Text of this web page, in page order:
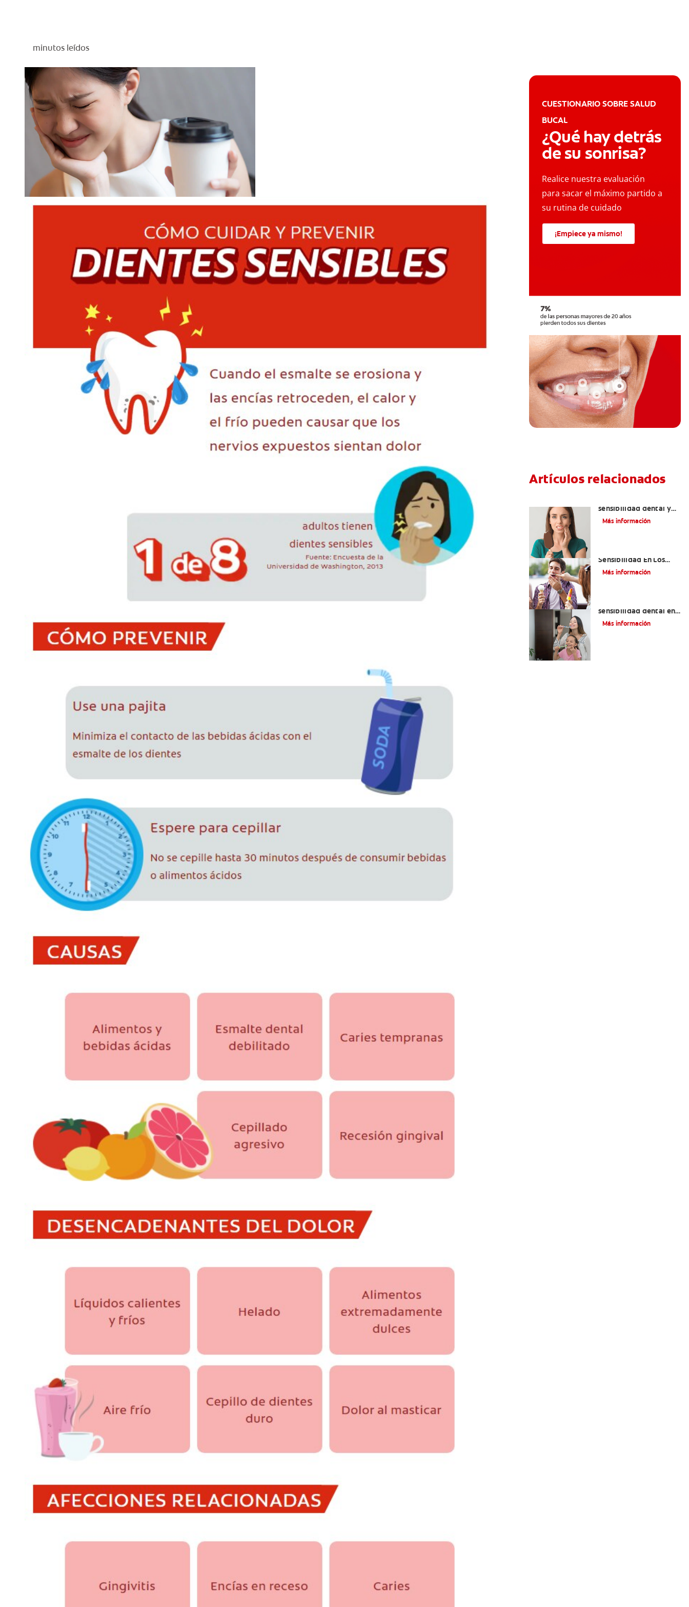
minutos leídos
CUESTIONARIO SOBRE SALUD
BUCAL
¿Qué hay detrás
de su sonrisa?
Realice nuestra evaluación
para sacar el máximo partido a
su rutina de cuidado
¡Empiece ya mismo!
Artículos relacionados
sensibilidad dental y
cómo tratarla
Más información
Sensibilidad En Los
Dientes?
Más información
sensibilidad dental en
niñas y niños
Más información